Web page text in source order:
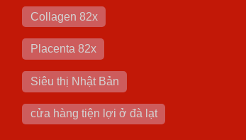
Collagen 82x
Placenta 82x
Siêu thị Nhật Bản
cửa hàng tiện lợi ở đà lạt